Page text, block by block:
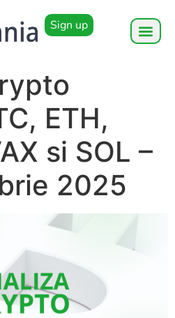
Sign up
ETH,
si SOL –
2025